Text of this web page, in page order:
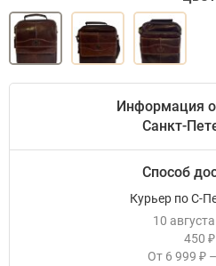
Информация
Санкт-
Способ
Курьер по С-
10
450 ₽
От 6 999 ₽ –